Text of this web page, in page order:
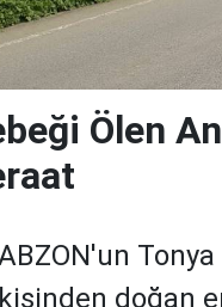
Ölen
Tonya
doğan